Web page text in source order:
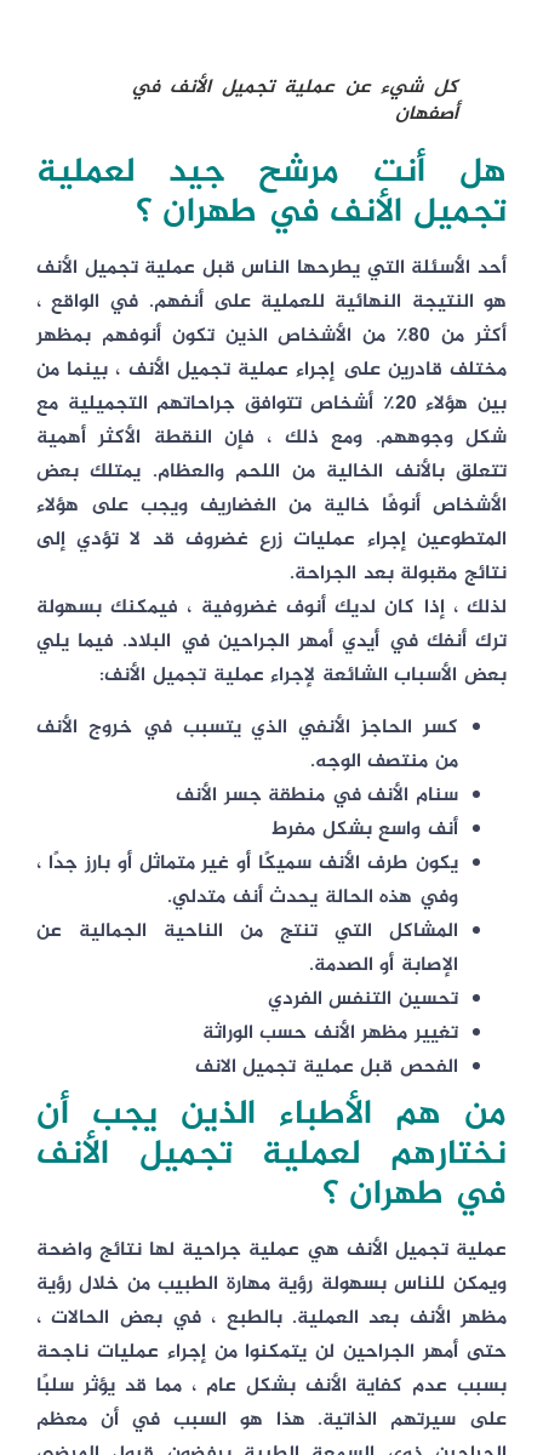
كل شيء عن عملية تجميل الأنف في
أصفهان
هل أنت مرشح جيد لعملية
تجميل الأنف في طهران ؟
أحد الأسئلة التي يطرحها الناس قبل عملية تجميل الأنف
هو النتيجة النهائية للعملية على أنفهم. في الواقع ،
أكثر من 80٪ من الأشخاص الذين تكون أنوفهم بمظهر
مختلف قادرين على إجراء عملية تجميل الأنف ، بينما من
بين هؤلاء 20٪ أشخاص تتوافق جراحاتهم التجميلية مع
شكل وجوههم. ومع ذلك ، فإن النقطة الأكثر أهمية
تتعلق بالأنف الخالية من اللحم والعظام. يمتلك بعض
الأشخاص أنوفًا خالية من الغضاريف ويجب على هؤلاء
المتطوعين إجراء عمليات زرع غضروف قد لا تؤدي إلى
نتائج مقبولة بعد الجراحة.
لذلك ، إذا كان لديك أنوف غضروفية ، فيمكنك بسهولة
ترك أنفك في أيدي أمهر الجراحين في البلاد. فيما يلي
بعض الأسباب الشائعة لإجراء عملية تجميل الأنف:
كسر الحاجز الأنفي الذي يتسبب في خروج الأنف
من منتصف الوجه.
سنام الأنف في منطقة جسر الأنف
أنف واسع بشكل مفرط
يكون طرف الأنف سميكًا أو غير متماثل أو بارز جدًا ،
وفي هذه الحالة يحدث أنف متدلي.
المشاكل التي تنتج من الناحية الجمالية عن
الإصابة أو الصدمة.
تحسين التنفس الفردي
تغيير مظهر الأنف حسب الوراثة
الفحص قبل عملية تجميل الانف
من هم الأطباء الذين يجب أن
نختارهم لعملية تجميل الأنف
في طهران ؟
عملية تجميل الأنف هي عملية جراحية لها نتائج واضحة
ويمكن للناس بسهولة رؤية مهارة الطبيب من خلال رؤية
مظهر الأنف بعد العملية. بالطبع ، في بعض الحالات ،
حتى أمهر الجراحين لن يتمكنوا من إجراء عمليات ناجحة
بسبب عدم كفاية الأنف بشكل عام ، مما قد يؤثر سلبًا
على سيرتهم الذاتية. هذا هو السبب في أن معظم